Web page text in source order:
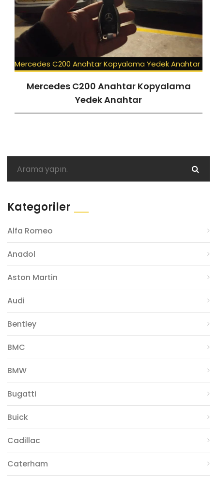
Mercedes C200 Anahtar Kopyalama Yedek Anahtar
Mercedes C200 Anahtar Kopyalama
Yedek Anahtar
Kategoriler
Alfa Romeo
Anadol
Aston Martin
Audi
Bentley
BMC
BMW
Bugatti
Buick
Cadillac
Caterham